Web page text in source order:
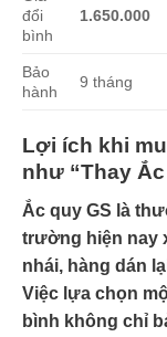
đổi
bình
1.650.000
Bảo
hành
9 tháng
Lợi ích khi
như “Thay Ắc
Ắc quy GS là
trường hiện nay
nhái, hàng dán
Việc lựa chọn
bình không chỉ